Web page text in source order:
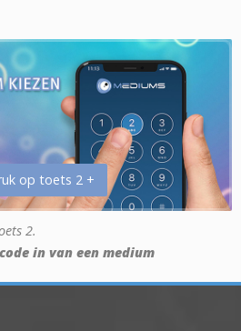
op toets 2 +
2.
in van een medium